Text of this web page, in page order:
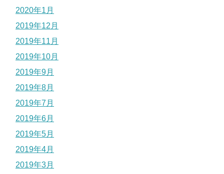
2020年1月
2019年12月
2019年11月
2019年10月
2019年9月
2019年8月
2019年7月
2019年6月
2019年5月
2019年4月
2019年3月